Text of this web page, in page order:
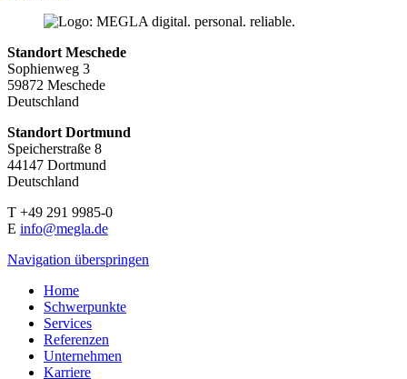
Standort Meschede
Sophienweg 3
59872 Meschede
Deutschland
Standort Dortmund
Speicherstraße 8
44147 Dortmund
Deutschland
T +49 291 9985-0
E info@megla.de
Navigation überspringen
Home
Schwerpunkte
Services
Referenzen
Unternehmen
Karriere